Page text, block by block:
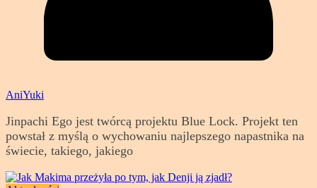
AniYuki
Jinpachi Ego jest twórcą projektu Blue Lock. Projekt ten
powstał z myślą o wychowaniu najlepszego napastnika na
świecie, takiego, jakiego